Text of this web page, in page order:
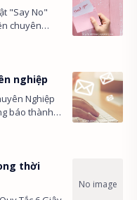
"Say No"
chuyên
giữ lại
nghiệp
Nghiệp
báo thành
trong
thời